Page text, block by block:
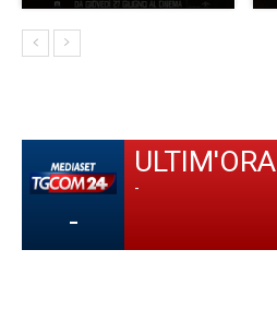
-
ULTIM'ORA
-